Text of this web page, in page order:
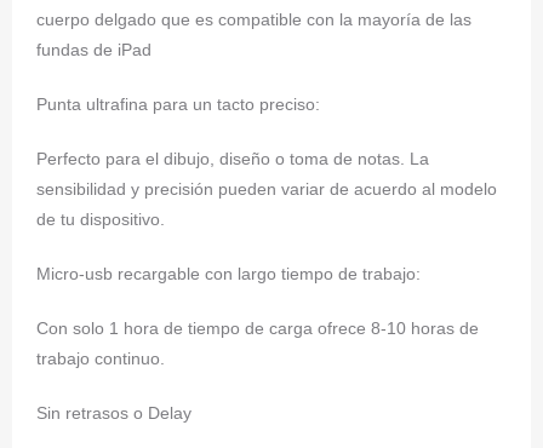
cuerpo delgado que es compatible con la mayoría de las
fundas de iPad
Punta ultrafina para un tacto preciso:
Perfecto para el dibujo, diseño o toma de notas. La
sensibilidad y precisión pueden variar de acuerdo al modelo
de tu dispositivo.
Micro-usb recargable con largo tiempo de trabajo:
Con solo 1 hora de tiempo de carga ofrece 8-10 horas de
trabajo continuo.
Sin retrasos o Delay